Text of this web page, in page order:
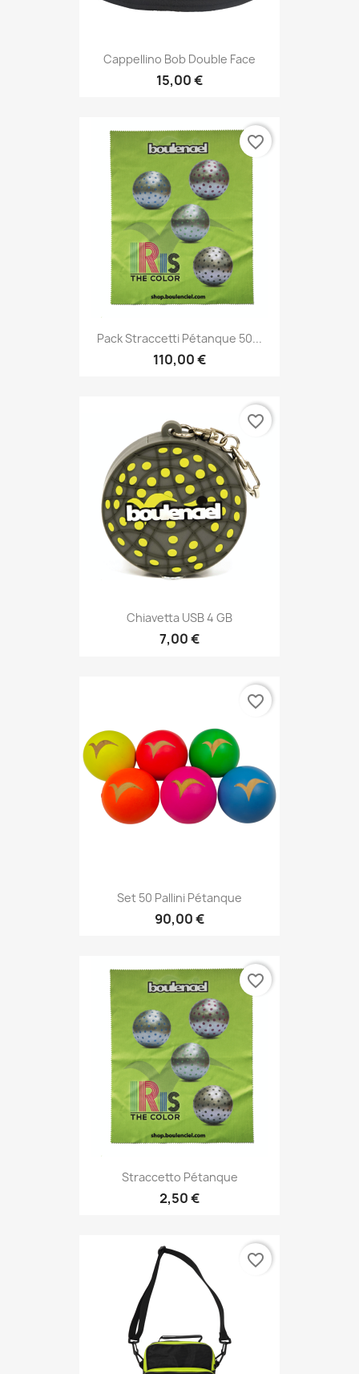
Cappellino Bob Double Face
15,00 €
Pack Straccetti Pétanque 50...
110,00 €
favorite_border
Chiavetta USB 4 GB
7,00 €
favorite_border
Set 50 Pallini Pétanque
90,00 €
favorite_border
Straccetto Pétanque
2,50 €
favorite_border
favorite_border